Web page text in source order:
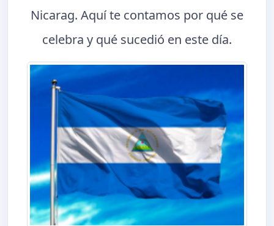
Nicarag. Aquí te contamos por qué se
celebra y qué sucedió en este día.